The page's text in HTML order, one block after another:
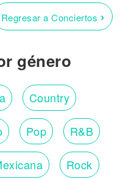
Regresar a Conciertos ›
género
Country
Pop R&B
Rock